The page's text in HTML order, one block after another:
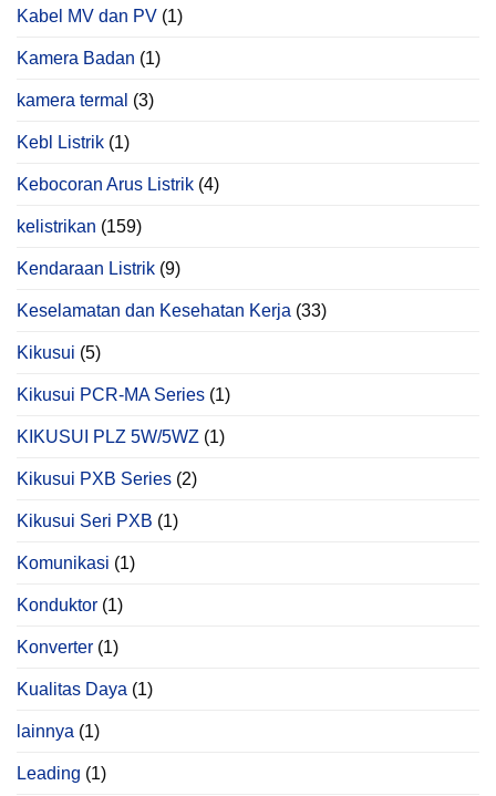
Kabel MV dan PV (1)
Kamera Badan (1)
kamera termal (3)
Kebl Listrik (1)
Kebocoran Arus Listrik (4)
kelistrikan (159)
Kendaraan Listrik (9)
Keselamatan dan Kesehatan Kerja (33)
Kikusui (5)
Kikusui PCR‑MA Series (1)
KIKUSUI PLZ 5W/5WZ (1)
Kikusui PXB Series (2)
Kikusui Seri PXB (1)
Komunikasi (1)
Konduktor (1)
Konverter (1)
Kualitas Daya (1)
lainnya (1)
Leading (1)